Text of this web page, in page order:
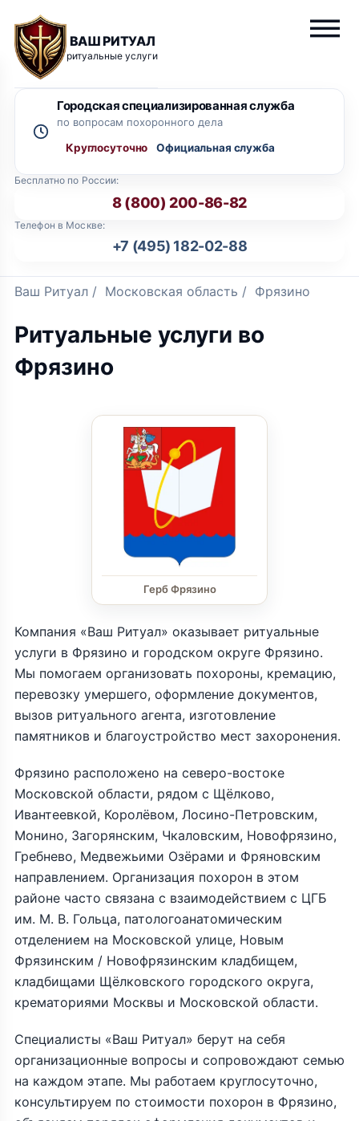
ВАШ РИТУАЛ
ритуальные услуги
Бесплатно по России:
8 (800) 200-86-82
Телефон в Москве:
+7 (495) 182-02-88
Городская специализированная служба
по вопросам похоронного дела
Круглосуточно
Ваш Ритуал / Московская область / Фрязино
Ритуальные услуги во
Фрязино
Герб Фрязино
Компания «Ваш Ритуал» оказывает ритуальные
услуги в Фрязино и городском округе Фрязино.
Мы помогаем организовать похороны, кремацию,
перевозку умершего, оформление документов,
вызов ритуального агента, изготовление
памятников и благоустройство мест захоронения.
Фрязино расположено на северо-востоке
Московской области, рядом с Щёлково,
Ивантеевкой, Королёвом, Лосино-Петровским,
Монино, Загорянским, Чкаловским, Новофрязино,
Гребнево, Медвежьими Озёрами и Фряновским
направлением. Организация похорон в этом
районе часто связана с взаимодействием с ЦГБ
им. М. В. Гольца, патологоанатомическим
отделением на Московской улице, Новым
Фрязинским / Новофрязинским кладбищем,
кладбищами Щёлковского городского округа,
крематориями Москвы и Московской области.
Специалисты «Ваш Ритуал» берут на себя
организационные вопросы и сопровождают семью
на каждом этапе. Мы работаем круглосуточно,
консультируем по стоимости похорон в Фрязино,